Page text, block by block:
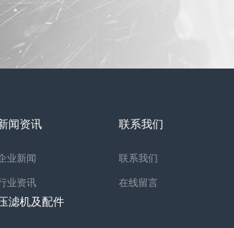
闻资讯
业新闻
业资讯
联系我们
联系我们
在线留言
滤机及配件